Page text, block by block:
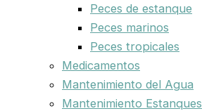
Peces de estanque
Peces marinos
Peces tropicales
Medicamentos
Mantenimiento del Agua
Mantenimiento Estanques